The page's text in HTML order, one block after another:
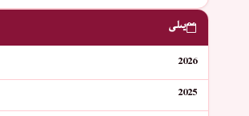
يىلى
2026
2025